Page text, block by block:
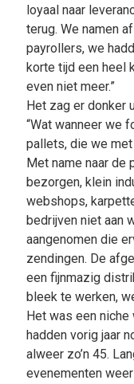
loyaal naar
terug. We namen
payrollers, we
korte tijd een heel
even niet meer.”
Het zag er donker
“Wat wanneer we
pallets, die we
Met name naar de
bezorgen, klein
webshops,
bedrijven niet aan
aangenomen die
zendingen. De
een fijnmazig
bleek te werken,
Het was een niche
hadden vorig jaar
alweer zo’n 45.
evenementen